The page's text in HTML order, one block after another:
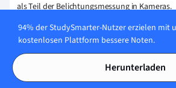
als Teil der Belichtungsmessung in Kameras.
Wie kann man die Empfindlichkeit
einstellen?
Du kannst die Empfindlichkeit eines
indem Du den Vorwiderstand in dem
94% der StudySmarter-Nutzer erzielen mit
kostenlosen Plattform bessere Noten.
Herunterladen